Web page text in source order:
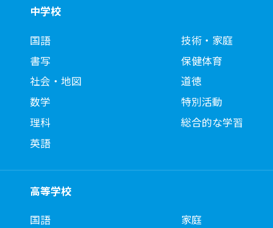
中学校
国語
書写
社会・地図
数学
理科
英語
技術・家庭
保健体育
道徳
特別活動
総合的な学習
高等学校
国語
家庭